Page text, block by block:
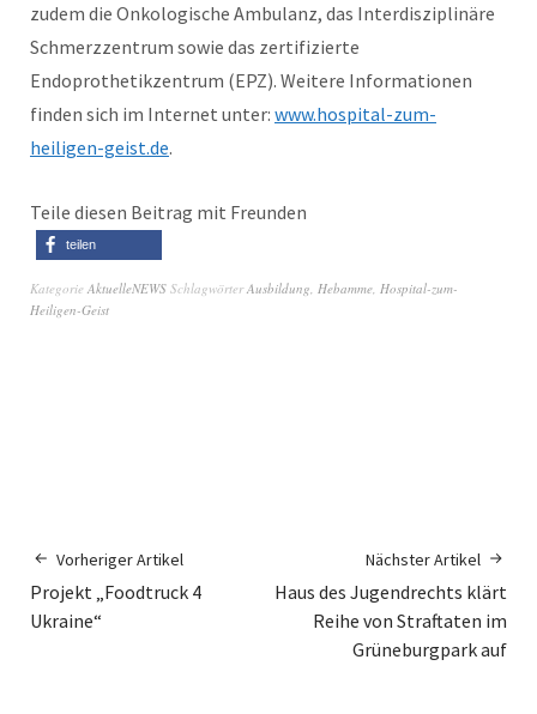
zudem die Onkologische Ambulanz, das Interdisziplinäre
Schmerzzentrum sowie das zertifizierte
Endoprothetikzentrum (EPZ). Weitere Informationen
finden sich im Internet unter: www.hospital-zum-
heiligen-geist.de.
Teile diesen Beitrag mit Freunden
teilen
Kategorie AktuelleNEWS SchlagwörterAusbildung, Hebamme, Hospital-zum-
Heiligen-Geist
Vorheriger Artikel
Projekt „Foodtruck 4
Ukraine“
Nächster Artikel
Haus des Jugendrechts klärt
Reihe von Straftaten im
Grüneburgpark auf